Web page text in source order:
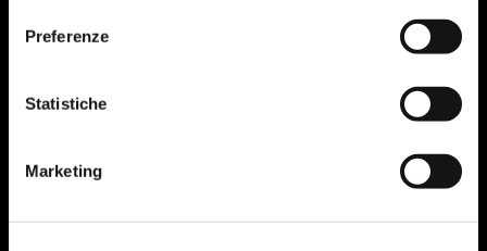
Preferenze
Statistiche
Marketing